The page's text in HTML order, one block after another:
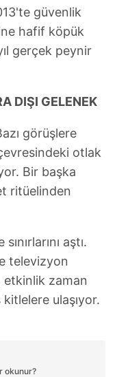
güvenlik
hafif köpük
gerçek peynir
DIŞI GELENEK
görüşlere
otlak
Bir başka
ritüelinden
aştı.
televizyon
etkinlik zaman
ulaşıyor.
okunur?